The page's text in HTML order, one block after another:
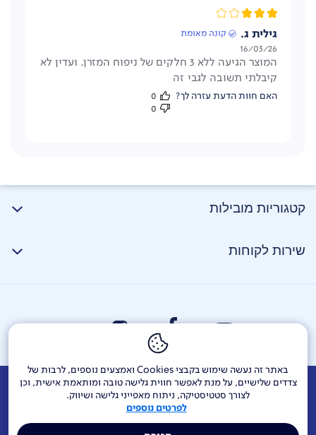
באתר זה נעשה שימוש בקבצי Cookies ואמצעים נוספים, לרבות של
צדדים שלישיים, על מנת לאפשר חווית גלישה טובה ומותאמת אישית, וכן
לצורך סטטיסטיקה, ניתוח מאפייני גלישה ושיווק.
לפרטים נוספים
גילית ג. קונה מאומת
המוצר הגיעה ללא 3 חלקים של ניפוח המזרן. ועדין לא
קיבלתי תשובה לגבי זה
פרסום
16/03/26
האם חוות הדעת עזרה לך?
0
0
קטגוריות מובילות
שירות לקוחות
אודות דרושים צור קשר Investor Relations
הודעות חברה
מוקדי שירות ופניות ציבור
144 בזק בינלאומי